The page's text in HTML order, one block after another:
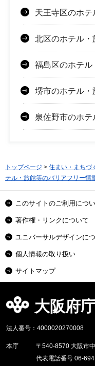
天王寺区のホ
北区のホテル・
福島区のホテル
堺市のホテル・
泉佐野市のホ
トップページ > 住まい・まちづ
テル・旅館等のバリアフリー情
このサイトのご利用につ
著作権・リンクについて
ユニバーサルデザインに
個人情報の取り扱い
サイトマップ
大阪府
法人番号：4000020270008
本庁
〒540-8570 大阪市
代表電話番号 06-